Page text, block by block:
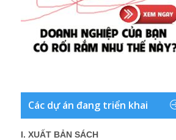
Các dự án đang triển khai
I. XUẤT BẢN SÁCH